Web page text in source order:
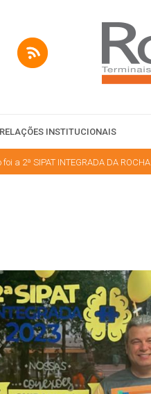
RELAÇÕES INSTITUCIONAIS
a 2ª SIPAT INTEGRADA DA ROCHA